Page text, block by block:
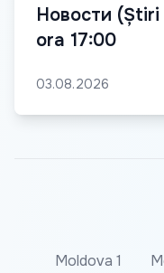
Новости
ora 17:00
03.08.2026
Moldova 1